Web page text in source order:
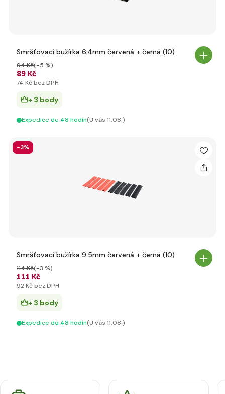
Smršťovací bužírka 6.4mm červená + černá (10)
89 Kč
94 Kč(-5 %)
74 Kč bez DPH
+ 3 body
Expedice do 48 hodín(U vás 11.08.)
-3%
Smršťovací bužírka 9.5mm červená + černá (10)
111 Kč
114 Kč(-3 %)
92 Kč bez DPH
+ 3 body
Expedice do 48 hodín(U vás 11.08.)